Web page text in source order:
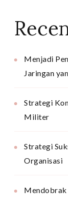
Menjadi
Jaringan
Strategi
Militer
Strategi
Organisasi
Mendobrak